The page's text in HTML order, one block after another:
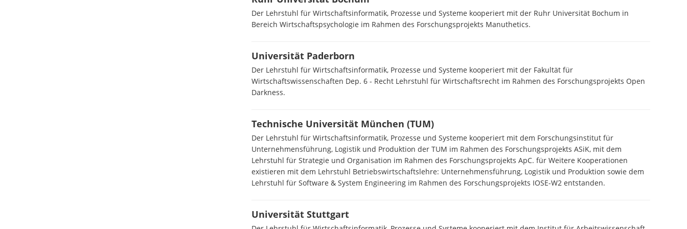
Der Lehrstuhl für Wirtschaftsinformatik, Prozesse und Systeme kooperiert mit der Ruhr Universität Bochum in
Bereich Wirtschaftspsychologie im Rahmen des Forschungsprojekts Manuthetics.
Universität Paderborn
Der Lehrstuhl für Wirtschaftsinformatik, Prozesse und Systeme kooperiert mit der Fakultät für
Wirtschaftswissenschaften Dep. 6 - Recht Lehrstuhl für Wirtschaftsrecht im Rahmen des Forschungsprojekts Open
Darkness.
Technische Universität München (TUM)
Der Lehrstuhl für Wirtschaftsinformatik, Prozesse und Systeme kooperiert mit dem Forschungsinstitut für
Unternehmensführung, Logistik und Produktion der TUM im Rahmen des Forschungsprojekts ASiK, mit dem
Lehrstuhl für Strategie und Organisation im Rahmen des Forschungsprojekts ApC. für Weitere Kooperationen
existieren mit dem Lehrstuhl Betriebswirtschaftslehre: Unternehmensführung, Logistik und Produktion sowie dem
Lehrstuhl für Software & System Engineering im Rahmen des Forschungsprojekts IOSE-W2 entstanden.
Universität Stuttgart